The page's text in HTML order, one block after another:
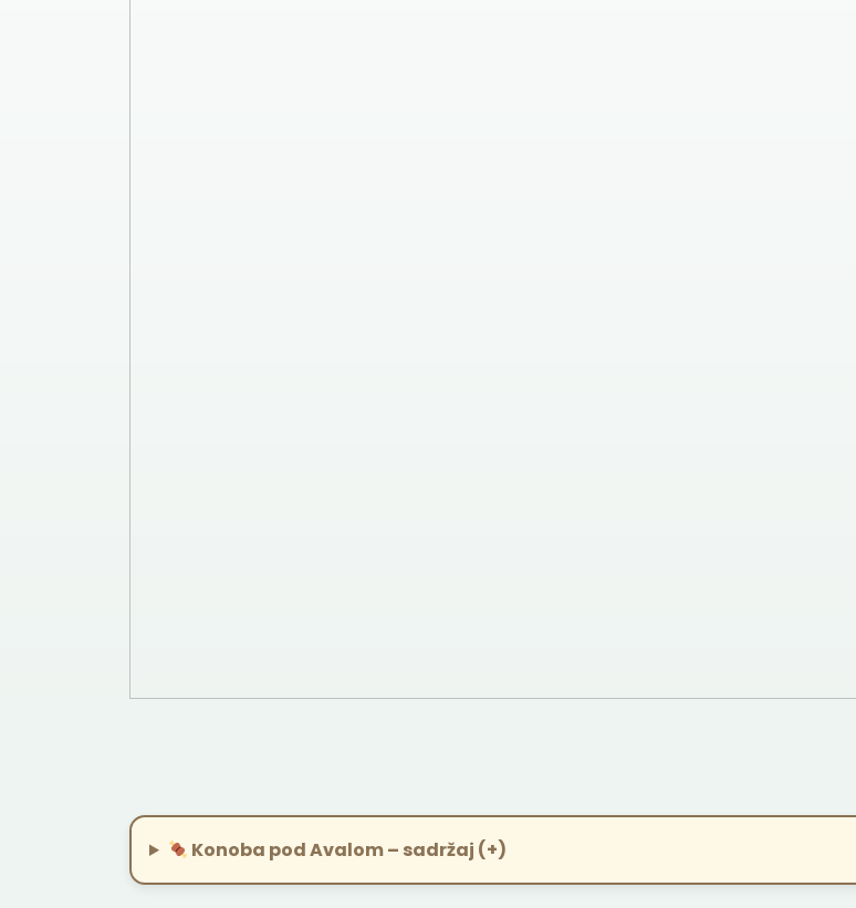
Konoba pod Avalom – sadržaj (+)